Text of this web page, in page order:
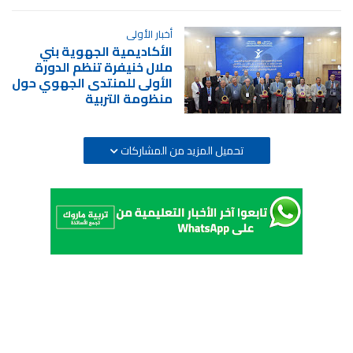
أخبار الأولى
الأكاديمية الجهوية بني
ملال خنيفرة تنظم الدورة
الأولى للمنتدى الجهوي حول
منظومة التربية
تحميل المزيد من المشاركات